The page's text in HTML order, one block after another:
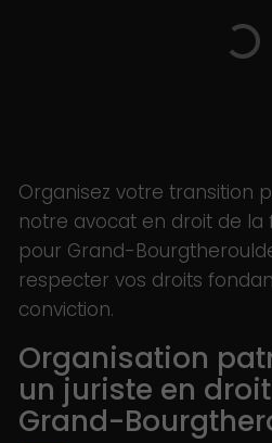
Organisez votre transition
notre avocat en droit de la
pour Grand-
respecter vos droits
conviction.
Organisation
un juriste en
Grand-